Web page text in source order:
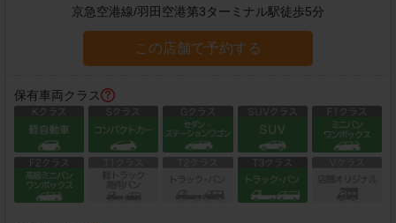
京急空港線/羽田空港第3ターミナル駅徒歩5分
この店舗で予約する
保有車両クラス